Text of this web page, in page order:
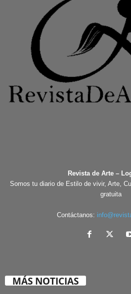
Revista de Arte –
Somos tu diario de Estilo de vivir, Arte,
gratuita
Contáctanos:
MÁS NOTICIAS